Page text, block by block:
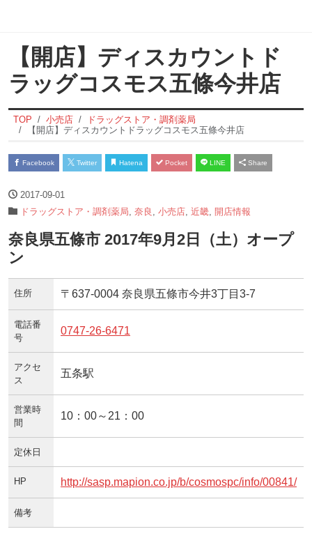
【開店】ディスカウントド
ラッグコスモス五條今井店
TOP 小売店
ドラッグストア・調剤薬局
【開店】ディスカウントドラッグコスモス五條今井店
Facebook Twitter Hatena Pocket LINE Share
2017-09-01
ドラッグストア・調剤薬局 奈良 小売店 近畿 開店情報
奈良県五條市 2017年9月2日（土）オープ
ン
住所 〒637-0004 奈良県五條市今井3丁目3-7
電話番
号
0747-26-6471
アクセ
ス
五条駅
営業時
間
10：00～21：00
定休日
HP http://sasp.mapion.co.jp/b/cosmospc/info/00841/
備考